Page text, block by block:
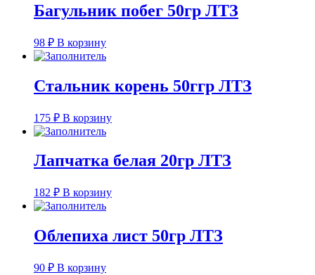
Багульник побег 50гр ЛТЗ
98 ₽ В корзину
Стальник корень 50ггр ЛТЗ
175 ₽ В корзину
Лапчатка белая 20гр ЛТЗ
182 ₽ В корзину
Облепиха лист 50гр ЛТЗ
90 ₽ В корзину